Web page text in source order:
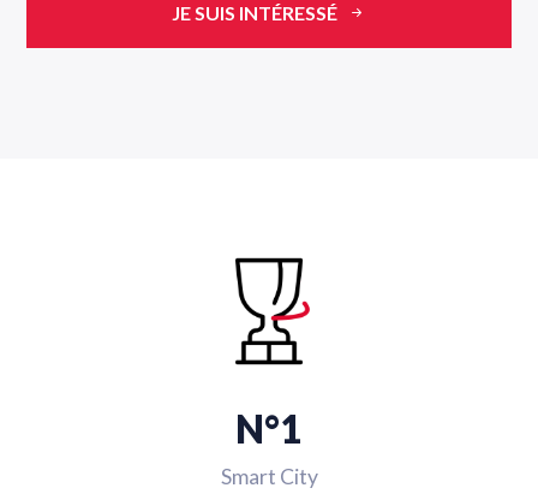
JE SUIS INTÉRESSÉ
N°1
Smart City